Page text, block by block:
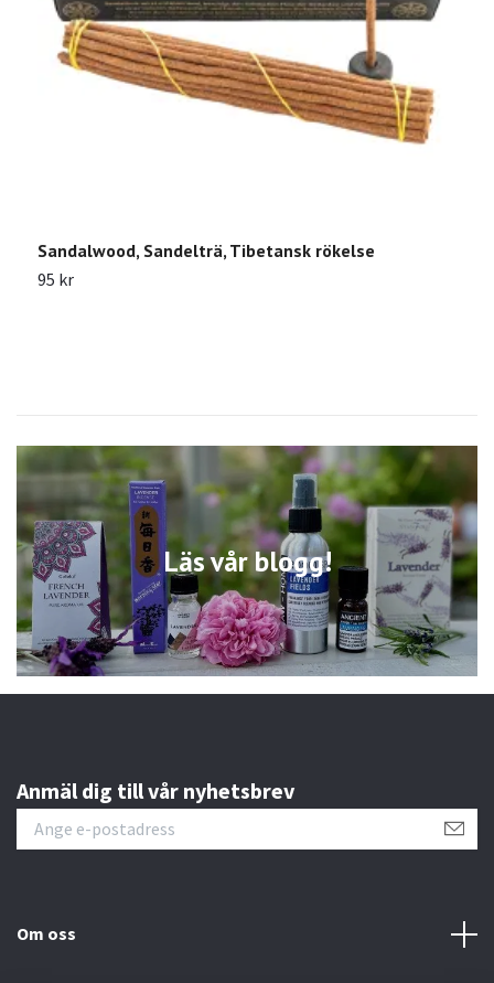
Läs vår blogg!
Sandalwood, Sandelträ, Tibetansk rökelse
95 kr
Anmäl dig till vår nyhetsbrev
Om oss